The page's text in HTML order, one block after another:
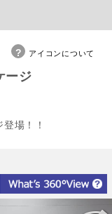
アイコンについて
ージ
場！！